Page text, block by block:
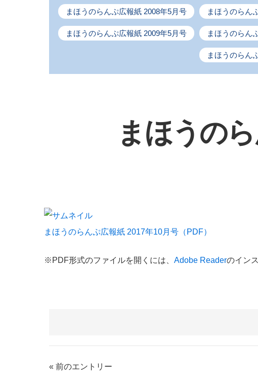
まほうのらんぷ広報紙 2008年5月号 まほうのらん
まほうのらんぷ広報紙 2009年5月号 まほうのらん
まほうのらん
まほうの
まほうのらんぷ広報紙 2017年10月号（PDF）
※PDF形式のファイルを開くには、 Adobe Readerのイン
« 前のエントリー